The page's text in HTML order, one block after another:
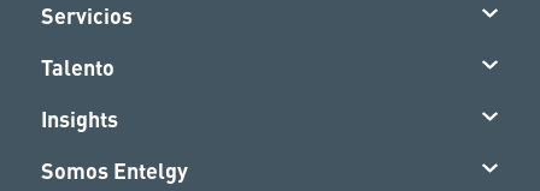
Servicios
Talento
Insights
Somos Entelgy